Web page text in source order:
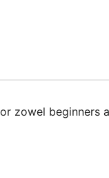
zowel beginners